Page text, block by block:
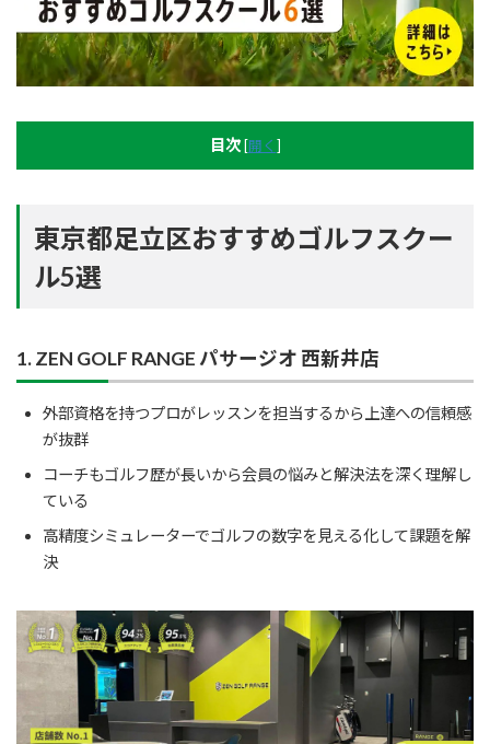
目次 [開く ]
東京都足立区おすすめゴルフスクー
ル5選
1. ZEN GOLF RANGE パサージオ 西新井店
外部資格を持つプロがレッスンを担当するから上達への信頼感
が抜群
コーチもゴルフ歴が長いから会員の悩みと解決法を深く理解し
ている
高精度シミュレーターでゴルフの数字を見える化して課題を解
決